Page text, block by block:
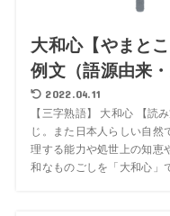
大和心【やまと
例文（語源由来・
2022.04.11
【三字熟語】 大和心 【読
じ。また日本人らしい自然
理する能力や処世上の知恵
和なものごしを「大和心」